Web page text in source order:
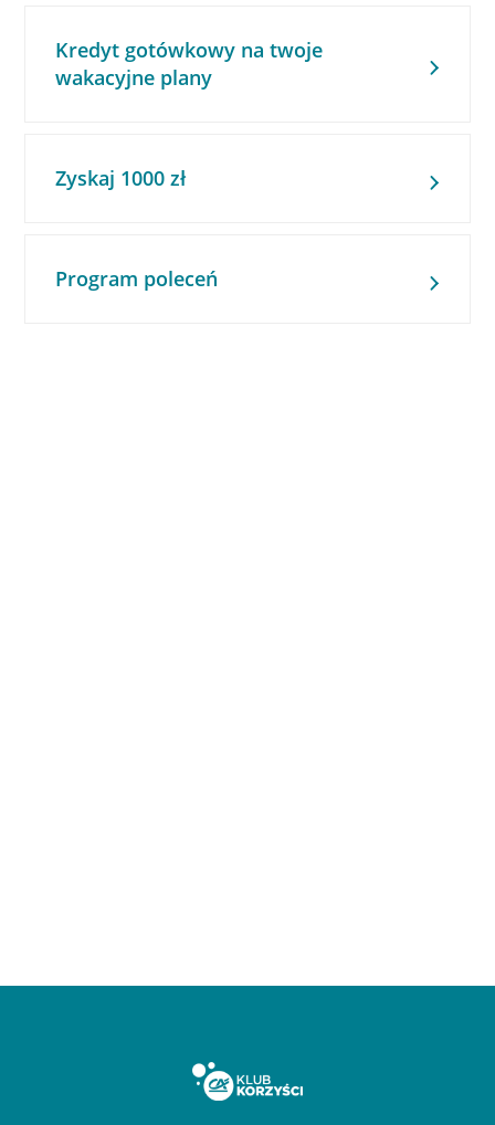
Kredyt gotówkowy na twoje
wakacyjne plany
Zyskaj 1000 zł
Program poleceń